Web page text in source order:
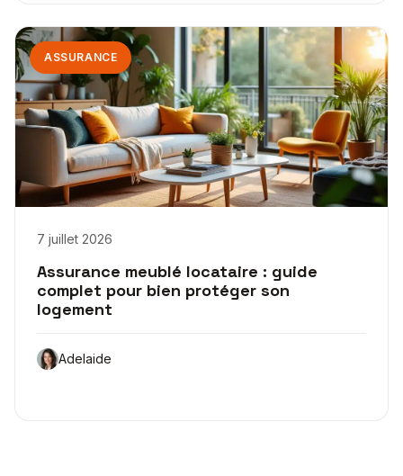
ASSURANCE
7 juillet 2026
Assurance meublé locataire : guide
complet pour bien protéger son
logement
Adelaide